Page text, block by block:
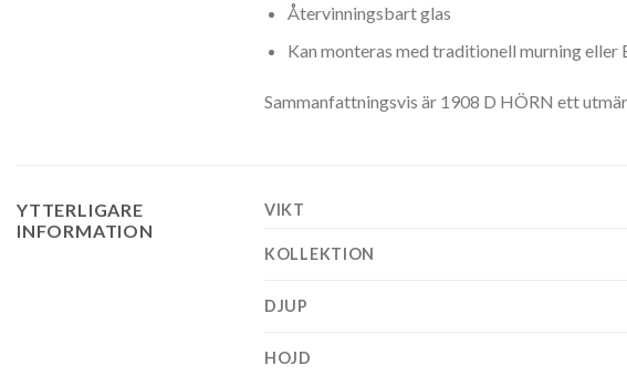
Återvinningsbart glas
Kan monteras med traditionell murning eller
Sammanfattningsvis är 1908 D HÖRN ett
YTTERLIGARE
INFORMATION
VIKT
KOLLEKTION
DJUP
HOJD